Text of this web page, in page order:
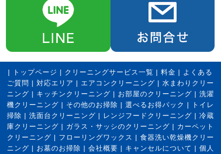
| トップページ | クリーニングサービス一覧 | 料金 | よくある
ご質問 | 対応エリア | エアコンクリーニング | 水まわりクリー
ニング | キッチンクリーニング | お部屋のクリーニング | 洗濯
機クリーニング | その他のお掃除 | 選べるお得パック |
トイレ
掃除 | 洗面台クリーニング | レンジフードクリーニング | 冷蔵
庫クリーニング | ガラス・サッシのクリーニング | カーペット
クリーニング | フローリングワックス | 食器洗い乾燥機クリー
ニング | お墓のお掃除 | 会社概要 | キャンセルについて | 個人